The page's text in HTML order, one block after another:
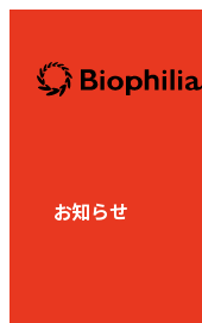
お知らせ
News